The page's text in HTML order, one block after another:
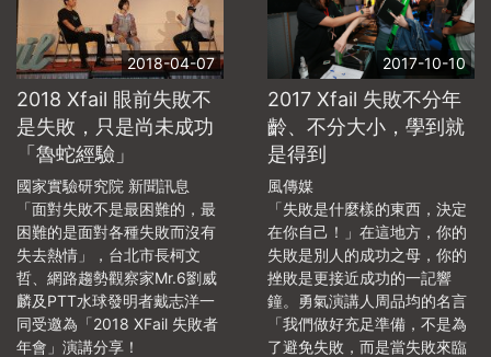
2018-04-07
2018 Xfail 眼前失敗不
是失敗，只是尚未成功
「魯蛇經驗」
國家實驗研究院 新聞訊息
「面對失敗不是最困難的，最
困難的是面對各種失敗而沒有
失去熱情」，台北市長柯文
哲、網路趨勢觀察家Mr.6劉威
麟及PTT水球發明者戴志洋一
同受邀為「2018 XFail 失敗者
年會」演講分享！
2017-10-10
2017 Xfail 失敗不分年
齡、不分大小，學到就
是得到
風傳媒
「失敗是什麼樣的東西，決定
在你自己！」在這地方，你的
失敗是別人的成功之母，你的
挫敗是更接近成功的一記響
鐘。勇氣演講人周品均的名言
「我們做好充足準備，不是為
了避免失敗，而是當失敗來臨